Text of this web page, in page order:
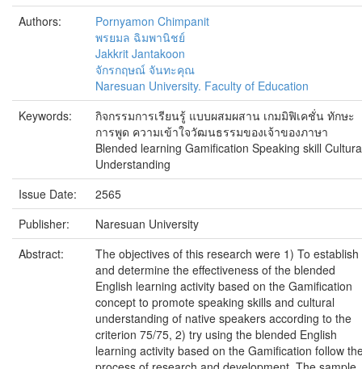
Authors:
Pornyamon Chimpanit
พรยมล ฉิมพานิชย์
Jakkrit Jantakoon
จักรกฤษณ์ จันทะคุณ
Naresuan University. Faculty of Education
Keywords:
กิจกรรมการเรียนรู้ แบบผสมผสาน เกมมิฟิเคชั่น ทักษะ
การพูด ความเข้าใจวัฒนธรรมของเจ้าของภาษา
Blended learning Gamification Speaking skill
Understanding
Issue Date:
2565
Publisher:
Naresuan University
Abstract:
The objectives of this research were 1) To establish
and determine the effectiveness of the blended
English learning activity based on the Gamification
concept to promote speaking skills and cultural
understanding of native speakers according to the
criterion 75/75, 2) try using the blended English
learning activity based on the Gamification follow